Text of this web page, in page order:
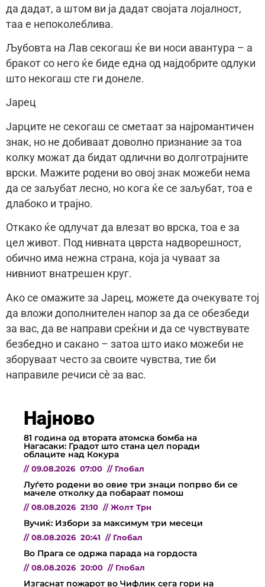
да дадат, а штом ви ја дадат својата лојалност,
таа е непоколеблива.
Љубовта на Лав секогаш ќе ви носи авантура – а
бракот со него ќе биде една од најдобрите одлуки
што некогаш сте ги донеле.
Јарец
Јарците не секогаш се сметаат за најромантичен
знак, но не добиваат доволно признание за тоа
колку можат да бидат одлични во долготрајните
врски. Мажите родени во овој знак можеби нема
да се заљубат лесно, но кога ќе се заљубат, тоа е
длабоко и трајно.
Откако ќе одлучат да влезат во врска, тоа е за
цел живот. Под нивната цврста надворешност,
обично има нежна страна, која ја чуваат за
нивниот внатрешен круг.
Ако се омажите за Јарец, можете да очекувате тој
да вложи дополнителен напор за да се обезбеди
за вас, да ве направи среќни и да се чувствувате
безбедно и сакано – затоа што иако можеби не
зборуваат често за своите чувства, тие би
направиле речиси сè за вас.
Најново
81 година од втората атомска бомба на
Нагасаки: Градот што стана цел поради
облаците над Кокура
// 09.08.2026 07:00 // Глобал
Луѓето родени во овие три знаци попрво би се
мачеле отколку да побараат помош
// 08.08.2026 21:10 // Жолт Трн
Вучиќ: Избори за максимум три месеци
// 08.08.2026 20:41 // Глобал
Во Прага се одржа парада на гордоста
// 08.08.2026 20:00 // Глобал
Изгаснат пожарот во Чифлик сега гори на